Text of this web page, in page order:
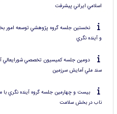
اسلامي ايراني پيشرفت
نخستين جلسه گروه پژوهشي توسعه
و آينده نگري
دومين جلسه كميسيون تخصصي شورايعالي
سند ملي آمايش سرزمين
بيست و چهارمين جلسه گروه آينده نگري با
ناب در بخش سلامت